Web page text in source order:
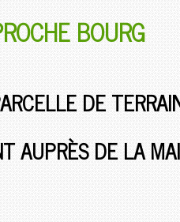
BOURG
DE
AUPRÈS DE LA